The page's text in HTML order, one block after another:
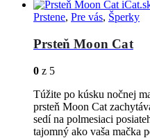
Prstene, Pre vás, Šperky
Prsteň Moon Cat
0 z 5
Túžite po kúsku nočnej
prsteň Moon Cat
sedí na polmesiaci
tajomný ako vaša mačka